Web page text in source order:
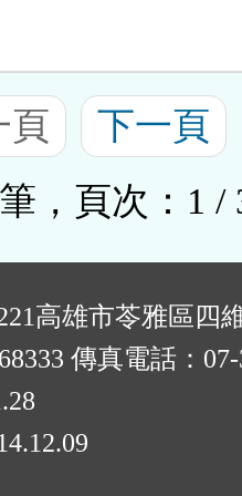
頁
下一頁
，頁次：1 /
高雄市苓雅區四
傳真電話：07-